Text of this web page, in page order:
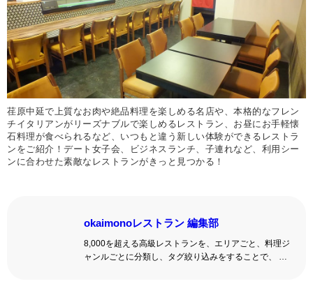
荏原中延で上質なお肉や絶品料理を楽しめる名店や、本格的なフレン
チイタリアンがリーズナブルで楽しめるレストラン、お昼にお手軽懐
石料理が食べられるなど、いつもと違う新しい体験ができるレストラ
ンをご紹介！デート女子会、ビジネスランチ、子連れなど、利用シー
ンに合わせた素敵なレストランがきっと見つかる！
okaimonoレストラン 編集部
8,000を超える高級レストランを、エリアごと、料理ジ
ャンルごとに分類し、タグ絞り込みをすることで、 い